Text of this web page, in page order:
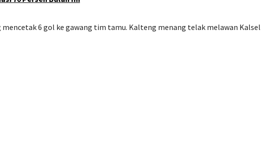
6 gol ke gawang tim tamu. Kalteng menang telak melawan Kalsel